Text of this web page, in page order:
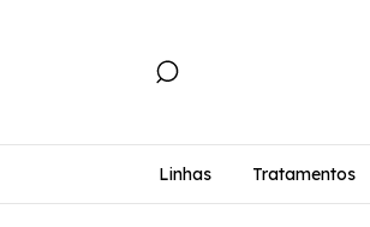
Linhas Tratamentos